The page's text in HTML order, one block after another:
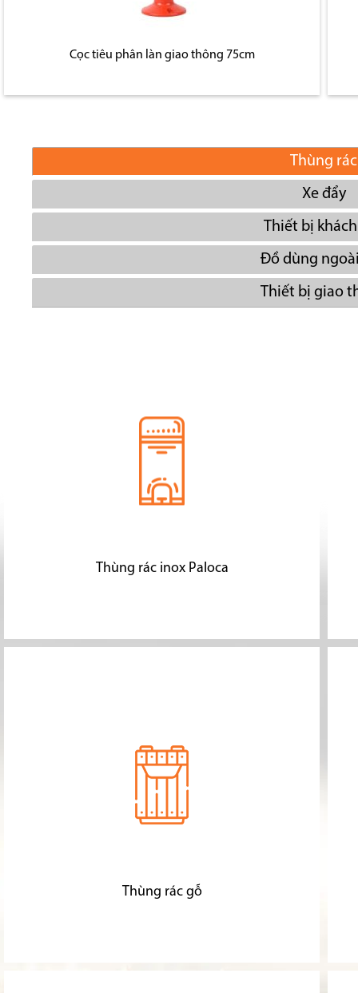
Cọc tiêu phân làn giao thông 75cm
Thùng rác
Xe đẩy
Thiết bị
Đồ dùng
Thiết bị giao
Thùng rác inox Paloca
Thùng rác gỗ